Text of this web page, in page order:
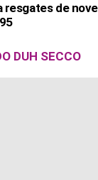
resgates de
DUH SECCO